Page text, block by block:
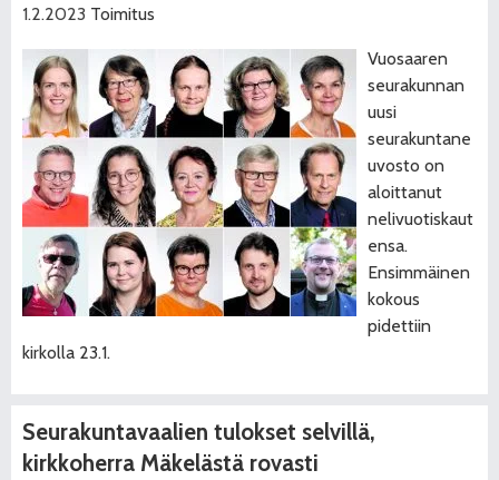
1.2.2023 Toimitus
Vuosaaren
seurakunnan
uusi
seurakuntane
uvosto on
aloittanut
nelivuotiskaut
ensa.
Ensimmäinen
kokous
pidettiin
kirkolla 23.1.
Seurakuntavaalien tulokset selvillä,
kirkkoherra Mäkelästä rovasti